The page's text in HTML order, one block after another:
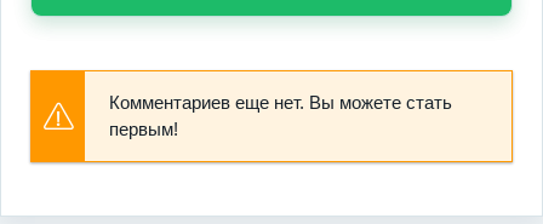
Комментариев еще нет. Вы можете стать
первым!